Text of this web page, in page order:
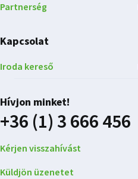
Partnerség
Kapcsolat
Iroda kereső
Hívjon minket!
+36 (1) 3 666 456
Kérjen visszahívást
Küldjön üzenetet